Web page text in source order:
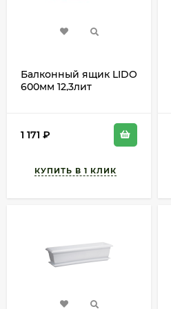
Балконный ящик LIDO
600мм 12,3лит
1 171 ₽